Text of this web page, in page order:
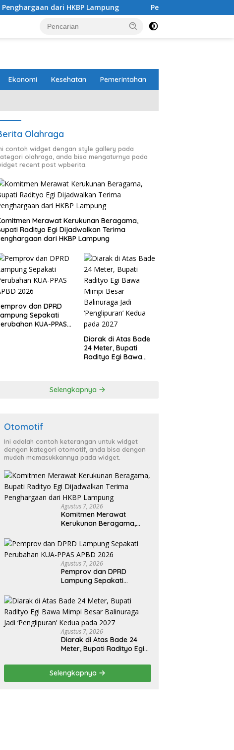
HKBP Lampung Pemprov dan DPRD Lampung Sepakati
Ekonomi Kesehatan Pemerintahan
Olahraga
contoh widget dengan style gallery pada
olahraga, anda bisa mengaturnya pada
recent post wpberita.
Merawat Kerukunan Beragama,
Radityo Egi Dijadwalkan Terima
dari HKBP Lampung
dan DPRD
Sepakati
KUA-PPAS
Diarak di Atas Bade
24 Meter, Bupati
Radityo Egi Bawa
pada 2027
Selengkapnya
Otomotif
Ini adalah contoh keterangan untuk widget
dengan kategori otomotif, anda bisa dengan
mudah memasukkannya pada widget.
Agustus 7, 2026
Komitmen Merawat
Kerukunan Beragama,
Dijadwalkan Terima
Penghargaan dari HKBP
Lampung
Agustus 7, 2026
Pemprov dan DPRD
Lampung Sepakati
APBD 2026
Agustus 7, 2026
Diarak di Atas Bade 24
Meter, Bupati Radityo Egi
Balinuraga Jadi
‘Penglipuran’ Kedua pada
2027
Selengkapnya